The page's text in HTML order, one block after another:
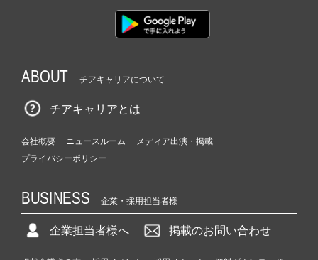
ABOUT チアキャリアについて
チアキャリアとは
会社概要 ニュースルーム
メディア出演・掲載
プライバシーポリシー
BUSINESS 企業・採用担当者様
企業担当者様へ 掲載のお問い合わせ